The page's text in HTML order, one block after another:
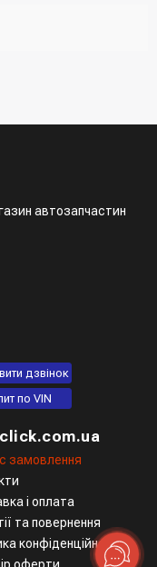
про
та уточнення
телефонному
месенджери
автозапчастин
дзвінок
по VIN
замовлення
і оплата
та повернення
конфіденційності